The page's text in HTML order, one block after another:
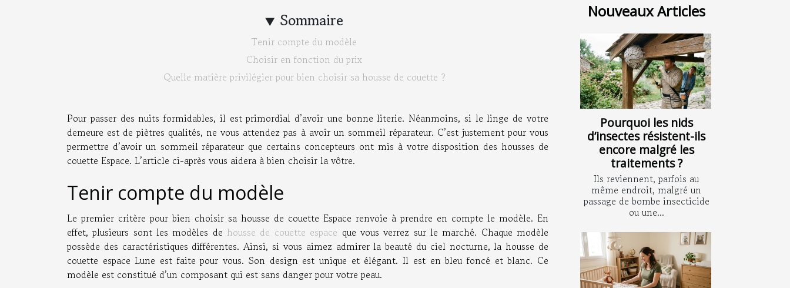
Sommaire
Tenir compte du modèle
Choisir en fonction du prix
Quelle matière privilégier pour bien choisir sa housse de couette ?
Pour passer des nuits formidables, il est primordial d’avoir une bonne literie. Néanmoins, si le linge de votre
demeure est de piètres qualités, ne vous attendez pas à avoir un sommeil réparateur. C’est justement pour vous
permettre d’avoir un sommeil réparateur que certains concepteurs ont mis à votre disposition des housses de
couette Espace. L’article ci-après vous aidera à bien choisir la vôtre.
Tenir compte du modèle
Le premier critère pour bien choisir sa housse de couette Espace renvoie à prendre en compte le modèle. En
effet, plusieurs sont les modèles de housse de couette espace que vous verrez sur le marché. Chaque modèle
possède des caractéristiques différentes. Ainsi, si vous aimez admirer la beauté du ciel nocturne, la housse de
couette espace Lune est faite pour vous. Son design est unique et élégant. Il est en bleu foncé et blanc. Ce
modèle est constitué d’un composant qui est sans danger pour votre peau.
Nouveaux Articles
Pourquoi les nids
d’insectes résistent-ils
encore malgré les
traitements ?
Ils reviennent, parfois au
même endroit, malgré un
passage de bombe insecticide
ou une...